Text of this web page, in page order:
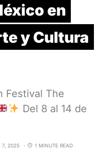
en
y Cultura
Festival The
Del 8 al 14 de
7, 2025 1 MINUTE READ